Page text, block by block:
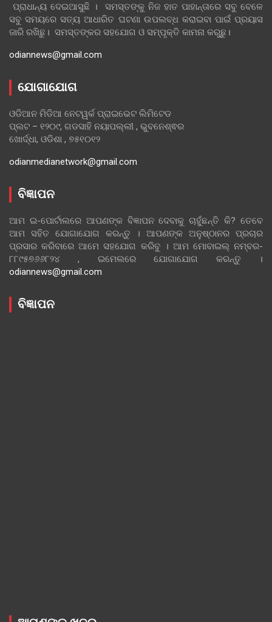
ପ୍ରାଧାନ୍ୟ ଦେଇଆସୁଛି । ସମସ୍ତଙ୍କୁ ନିଜ ହାତ ପାହାନ୍ତାରେ ସବୁ ବେଳେ
ସବୁ ସମୟରେ ସତ୍ୟ ଆଧାରିତ ଘଟଣା ଉପଲବ୍ଧ କରାଇବା ପାଇଁ ପ୍ରୟାସ
ଜାରି ରଖିଛୁ। ସମସ୍ତଙ୍କର ସହଯୋଗ ଓ ସମ୍ପୃକ୍ତି କାମନା କରୁଛୁ।
odiannews@gmail.com
ଯୋଗାଯୋଗ
ଓଡିଆନ ମିଡିଆ ନେଟୱର୍କ ପ୍ରାଇଭେଟ ଲିମିଟେଡ
ପ୍ଲଟ – ୧୨୦୯, ଗଡସାହି ନୟାପଲ୍ଲୀ , ଭୁବନେଶ୍ଵର
ଖୋର୍ଦ୍ଧା, ଓଡିଶା , ୭୫୧୦୧୨
odianmedianetwork@gmail.com
ବିଜ୍ଞାପନ
ଆମ ଇ-ପୋର୍ଟାଲରେ ଆପଣଙ୍କ ବିଜ୍ଞାପନ ଦେବାକୁ ଚାହୁଁଛନ୍ତି କି? ତେବେ
ଆମ ସହିତ ଯୋଗାଯୋଗ କରନ୍ତୁ । ଆପଣଙ୍କ ଅନୁଷ୍ଠାନର ପ୍ରଚାର
ପ୍ରସାର କରିବାରେ ଆମେ ସହଯୋଗ କରିବୁ । ଆମ ମୋବାଇଲ୍ ନମ୍ବର-
୮୮୯୫୭୬୬୮୨୪ , ଇମେଲରେ ଯୋଗାଯୋଗ କରନ୍ତୁ ।
odiannews@gmail.com
ବିଜ୍ଞାପନ